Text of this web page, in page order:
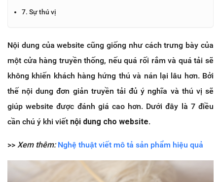
7. Sự thú vị
Nội dung của website cũng giống như cách trưng bày của
một cửa hàng truyền thống, nếu quá rối rắm và quá tải sẽ
không khiến khách hàng hứng thú và nán lại lâu hơn. Bởi
thế nội dung đơn giản truyền tải đủ ý nghĩa và thú vị sẽ
giúp website được đánh giá cao hơn. Dưới đây là 7 điều
cần chú ý khi viết nội dung cho website.
>> Xem thêm: Nghệ thuật viết mô tả sản phẩm hiệu quả